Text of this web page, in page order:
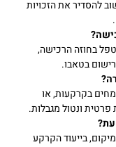
להסדיר את הזכויות
?
בחוזה הרכישה,
בטאבו.
?
בקרקעות, או
ונטול מגבלות.
עת?
בייעוד הקרקע